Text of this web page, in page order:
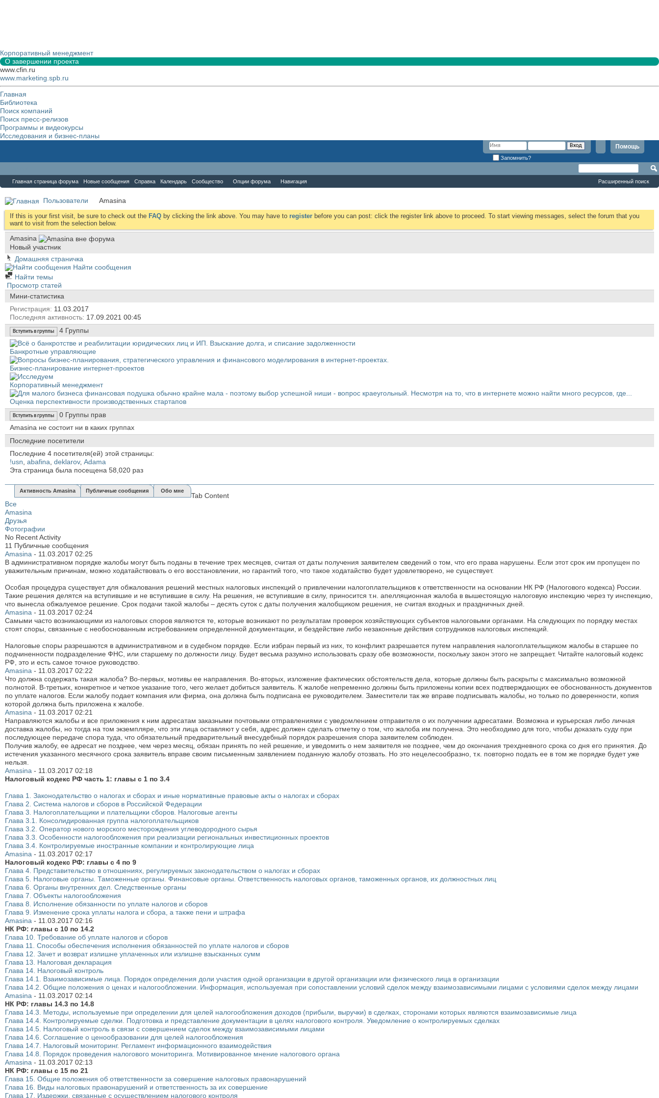
Корпоративный менеджмент
О завершении проекта
www.cfin.ru
www.marketing.spb.ru
Главная
Библиотека
Поиск компаний
Поиск пресс-релизов
Программы и видеокурсы
Исследования и бизнес-планы
Помощь
Запомнить?
Главная страница форума Новые сообщения Справка Календарь Сообщество Опции форума Навигация Расширенный поиск
Пользователи Amasina
If this is your first visit, be sure to check out the FAQ by clicking the link above. You may have to register before you can post: click the register link above to proceed. To start viewing messages, select the forum that you
want to visit from the selection below.
Amasina
Новый участник
Домашняя страничка
Найти сообщения
Найти темы
Просмотр статей
Мини-статистика
Регистрация
11.03.2017
Последняя активность 17.09.2021 00:45
Вступить в группы 4 Группы
Банкротные управляющие
Бизнес-планирование интернет-проектов
Корпоративный менеджмент
Оценка перспективности производственных стартапов
Вступить в группы 0 Группы прав
Amasina не состоит ни в каких группах
Последние посетители
Последние 4 посетителя(ей) этой страницы:
!usn abafina deklarov, Аdama
Эта страница была посещена 58,020 раз
Активность Amasina Публичные сообщения Обо мне
Tab Content
Все
Amasina
Друзья
Фотографии
No Recent Activity
11 Публичные сообщения
Amasina - 11.03.2017 02:25
В административном порядке жалобы могут быть поданы в течение трех месяцев, считая от даты получения заявителем сведений о том, что его права нарушены. Если этот срок им пропущен по
уважительным причинам, можно ходатайствовать о его восстановлении, но гарантий того, что такое ходатайство будет удовлетворено, не существует.
Особая процедура существует для обжалования решений местных налоговых инспекций о привлечении налогоплательщиков к ответственности на основании НК РФ (Налогового кодекса) России.
Такие решения делятся на вступившие и не вступившие в силу. На решения, не вступившие в силу, приносится т.н. апелляционная жалоба в вышестоящую налоговую инспекцию через ту инспекцию,
что вынесла обжалуемое решение. Срок подачи такой жалобы – десять суток с даты получения жалобщиком решения, не считая входных и праздничных дней.
Amasina - 11.03.2017 02:24
Самыми часто возникающими из налоговых споров являются те, которые возникают по результатам проверок хозяйствующих субъектов налоговыми органами. На следующих по порядку местах
стоят споры, связанные с необоснованным истребованием определенной документации, и бездействие либо незаконные действия сотрудников налоговых инспекций.
Налоговые споры разрешаются в административном и в судебном порядке. Если избран первый из них, то конфликт разрешается путем направления налогоплательщиком жалобы в старшее по
подчиненности подразделение ФНС, или старшему по должности лицу. Будет весьма разумно использовать сразу обе возможности, поскольку закон этого не запрещает. Читайте налоговый кодекс
РФ, это и есть самое точное руководство.
Amasina - 11.03.2017 02:22
Что должна содержать такая жалоба? Во-первых, мотивы ее направления. Во-вторых, изложение фактических обстоятельств дела, которые должны быть раскрыты с максимально возможной
полнотой. В-третьих, конкретное и четкое указание того, чего желает добиться заявитель. К жалобе непременно должны быть приложены копии всех подтверждающих ее обоснованность документов
по уплате налогов. Если жалобу подает компания или фирма, она должна быть подписана ее руководителем. Заместители так же вправе подписывать жалобы, но только по доверенности, копия
которой должна быть приложена к жалобе.
Amasina - 11.03.2017 02:21
Направляются жалобы и все приложения к ним адресатам заказными почтовыми отправлениями с уведомлением отправителя о их получении адресатами. Возможна и курьерская либо личная
доставка жалобы, но тогда на том экземпляре, что эти лица оставляют у себя, адрес должен сделать отметку о том, что жалоба им получена. Это необходимо для того, чтобы доказать суду при
последующее передаче спора туда, что обязательный предварительный внесудебный порядок разрешения спора заявителем соблюден.
Получив жалобу, ее адресат не позднее, чем через месяц, обязан принять по ней решение, и уведомить о нем заявителя не позднее, чем до окончания трехдневного срока со дня его принятия. До
истечения указанного месячного срока заявитель вправе своим письменным заявлением поданную жалобу отозвать. Но это нецелесообразно, т.к. повторно подать ее в том же порядке будет уже
нельзя.
Amasina - 11.03.2017 02:18
Налоговый кодекс РФ часть 1: главы с 1 по 3.4
Глава 1. Законодательство о налогах и сборах и иные нормативные правовые акты о налогах и сборах
Глава 2. Система налогов и сборов в Российской Федерации
Глава 3. Налогоплательщики и плательщики сборов. Налоговые агенты
Глава 3.1. Консолидированная группа налогоплательщиков
Глава 3.2. Оператор нового морского месторождения углеводородного сырья
Глава 3.3. Особенности налогообложения при реализации региональных инвестиционных проектов
Глава 3.4. Контролируемые иностранные компании и контролирующие лица
Amasina - 11.03.2017 02:17
Налоговый кодекс РФ: главы с 4 по 9
Глава 4. Представительство в отношениях, регулируемых законодательством о налогах и сборах
Глава 5. Налоговые органы. Таможенные органы. Финансовые органы. Ответственность налоговых органов, таможенных органов, их должностных лиц
Глава 6. Органы внутренних дел. Следственные органы
Глава 7. Объекты налогообложения
Глава 8. Исполнение обязанности по уплате налогов и сборов
Глава 9. Изменение срока уплаты налога и сбора, а также пени и штрафа
Amasina - 11.03.2017 02:16
НК РФ: главы с 10 по 14.2
Глава 10. Требование об уплате налогов и сборов
Глава 11. Способы обеспечения исполнения обязанностей по уплате налогов и сборов
Глава 12. Зачет и возврат излишне уплаченных или излишне взысканных сумм
Глава 13. Налоговая декларация
Глава 14. Налоговый контроль
Глава 14.1. Взаимозависимые лица. Порядок определения доли участия одной организации в другой организации или физического лица в организации
Глава 14.2. Общие положения о ценах и налогообложении. Информация, используемая при сопоставлении условий сделок между взаимозависимыми лицами с условиями сделок между лицами
Amasina - 11.03.2017 02:14
НК РФ: главы 14.3 по 14.8
Глава 14.3. Методы, используемые при определении для целей налогообложения доходов (прибыли, выручки) в сделках, сторонами которых являются взаимозависимые лица
Глава 14.4. Контролируемые сделки. Подготовка и представление документации в целях налогового контроля. Уведомление о контролируемых сделках
Глава 14.5. Налоговый контроль в связи с совершением сделок между взаимозависимыми лицами
Глава 14.6. Соглашение о ценообразовании для целей налогообложения
Глава 14.7. Налоговый мониторинг. Регламент информационного взаимодействия
Глава 14.8. Порядок проведения налогового мониторинга. Мотивированное мнение налогового органа
Amasina - 11.03.2017 02:13
НК РФ: главы с 15 по 21
Глава 15. Общие положения об ответственности за совершение налоговых правонарушений
Глава 16. Виды налоговых правонарушений и ответственность за их совершение
Глава 17. Издержки, связанные с осуществлением налогового контроля